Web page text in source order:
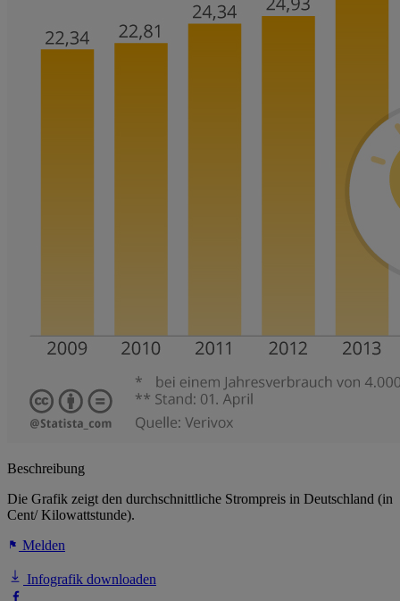
Beschreibung
Die Grafik zeigt den durchschnittliche Strompreis in Deutschland (in
Cent/ Kilowattstunde).
Melden
Infografik downloaden